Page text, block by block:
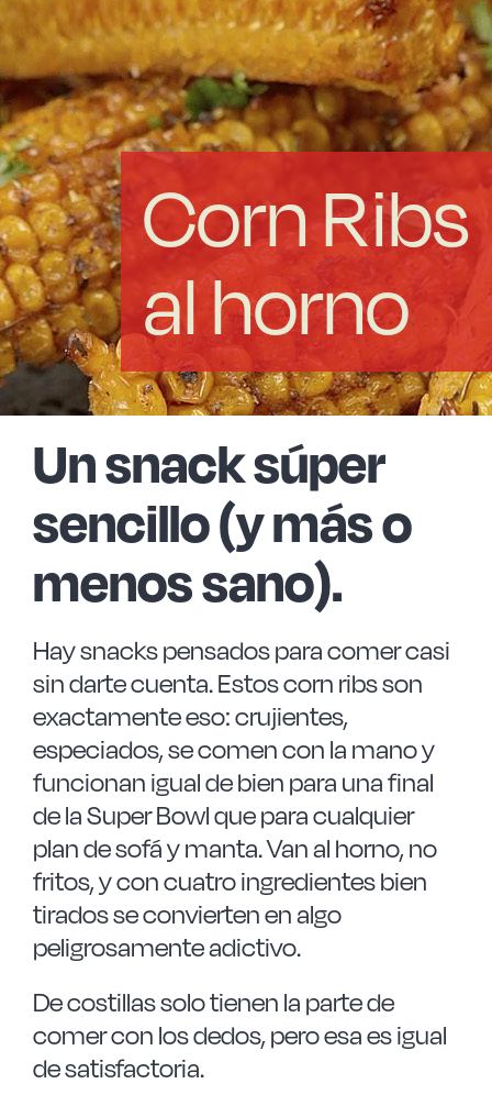
Borosilicato
Más Menaje
Sostenibles
Somos Cooperativa
Cocinando
Las Noticias
Instrucciones de seguridad
FAQ
Corn Ribs
al horno
Un snack súper
sencillo (y más o
menos sano).
Hay snacks pensados para comer casi
sin darte cuenta. Estoscorn ribsson
exactamente eso: crujientes,
especiados, se comen con la mano y
funcionan igual de bien para una final
de la Super Bowl que para cualquier
plan de sofá y manta. Van al horno, no
fritos, y con cuatro ingredientes bien
tirados se convierten en algo
peligrosamente adictivo.
De costillas solo tienen la parte de
comer con los dedos, pero esa es igual
de satisfactoria.